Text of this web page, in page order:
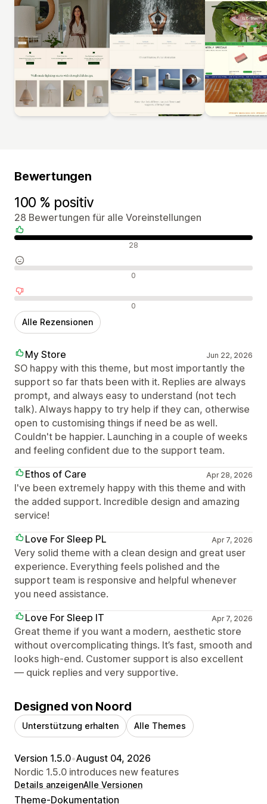
Bewertungen
100 % positiv
28 Bewertungen für alle Voreinstellungen
Positive Bewertungen 28
Neutrale Bewertungen 0
Negative Bewertungen 0
Alle Rezensionen
My Store Jun 22, 2026
SO happy with this theme, but most importantly the
support so far thats been with it. Replies are always
prompt, and always easy to understand (not tech
talk). Always happy to try help if they can, otherwise
open to customising things if need be as well.
Couldn't be happier. Launching in a couple of weeks
and feeling confident due to the support team.
Ethos of Care
Apr 28, 2026
I've been extremely happy with this theme and with
the added support. Incredible design and amazing
service!
Love For Sleep PL
Apr 7, 2026
Very solid theme with a clean design and great user
experience. Everything feels polished and the
support team is responsive and helpful whenever
you need assistance.
Love For Sleep IT
Apr 7, 2026
Great theme if you want a modern, aesthetic store
without overcomplicating things. It’s fast, smooth and
looks high-end. Customer support is also excellent
— quick replies and very supportive.
Designed von Noord
Unterstützung erhalten Alle Themes
Version 1.5.0•August 04, 2026
Nordic 1.5.0 introduces new features
Details anzeigenAlle Versionen
Theme-Dokumentation